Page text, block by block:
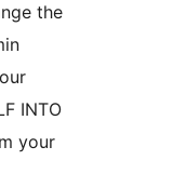
the
INTO
your